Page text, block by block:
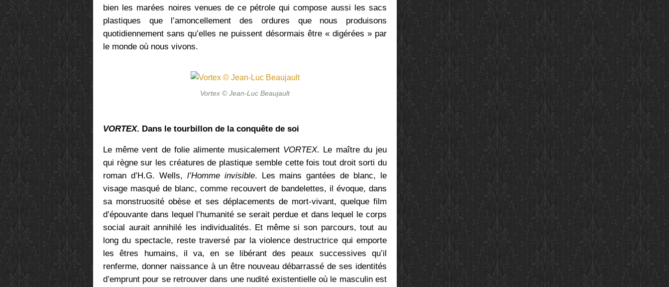
bien les marées noires venues de ce pétrole qui compose aussi les sacs
plastiques que l’amoncellement des ordures que nous produisons
quotidiennement sans qu’elles ne puissent désormais être « digérées » par
le monde où nous vivons.
Vortex © Jean-Luc Beaujault
VORTEX. Dans le tourbillon de la conquête de soi
Le même vent de folie alimente musicalement VORTEX. Le maître du jeu
qui règne sur les créatures de plastique semble cette fois tout droit sorti du
roman d’H.G. Wells, l’Homme invisible. Les mains gantées de blanc, le
visage masqué de blanc, comme recouvert de bandelettes, il évoque, dans
sa monstruosité obèse et ses déplacements de mort-vivant, quelque film
d’épouvante dans lequel l’humanité se serait perdue et dans lequel le corps
social aurait annihilé les individualités. Et même si son parcours, tout au
long du spectacle, reste traversé par la violence destructrice qui emporte
les êtres humains, il va, en se libérant des peaux successives qu’il
renferme, donner naissance à un être nouveau débarrassé de ses identités
d’emprunt pour se retrouver dans une nudité existentielle où le masculin est